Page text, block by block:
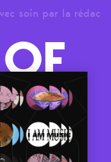
soin par la rédac